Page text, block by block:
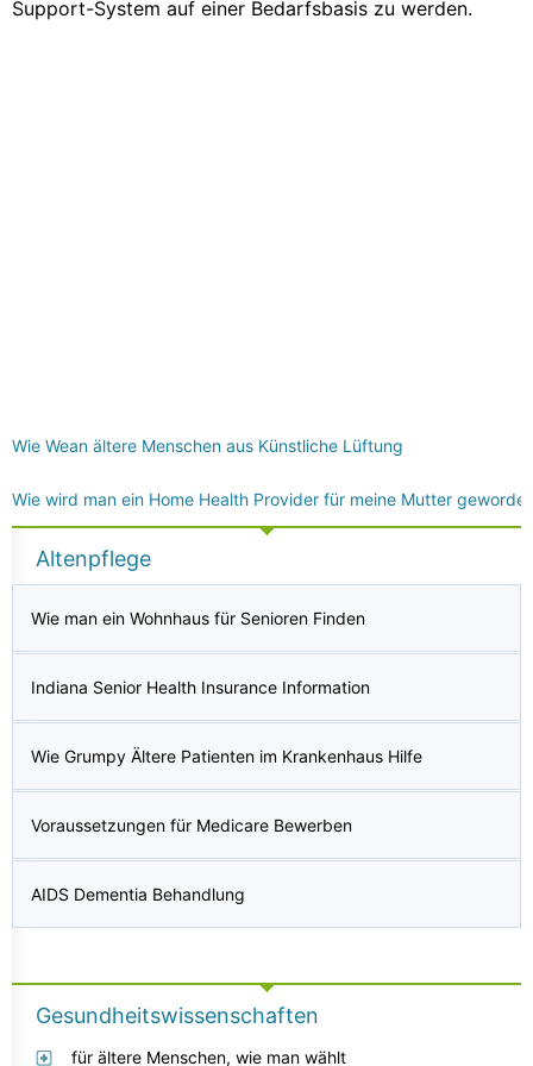
Support-System auf einer Bedarfsbasis zu werden.
Wie Wean ältere Menschen aus Künstliche Lüftung
Wie wird man ein Home Health Provider für meine Mutter
Altenpflege
Wie man ein Wohnhaus für Senioren Finden
Indiana Senior Health Insurance Information
Wie Grumpy Ältere Patienten im Krankenhaus Hilfe
Voraussetzungen für Medicare Bewerben
AIDS Dementia Behandlung
Gesundheitswissenschaften
für ältere Menschen, wie man wählt